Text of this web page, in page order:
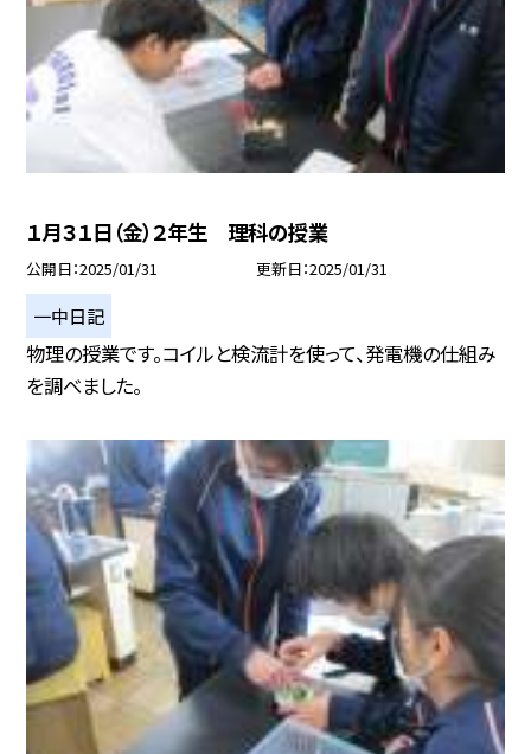
１月３１日（金）２年生 理科の授業
公開日 2025/01/31 更新日 2025/01/31
一中日記
物理の授業です。コイルと検流計を使って、発電機の仕組み
を調べました。